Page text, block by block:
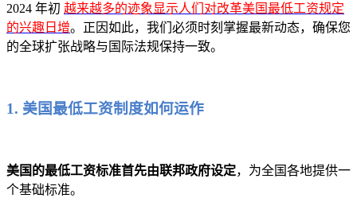
2024 年初 越来越多的迹象显示人们对改革美国最低工资规定
的兴趣日增。正因如此，我们必须时刻掌握最新动态，确保您
的全球扩张战略与国际法规保持一致。
1. 美国最低工资制度如何运作
美国的最低工资标准首先由联邦政府设定，为全国各地提供一
个基础标准。